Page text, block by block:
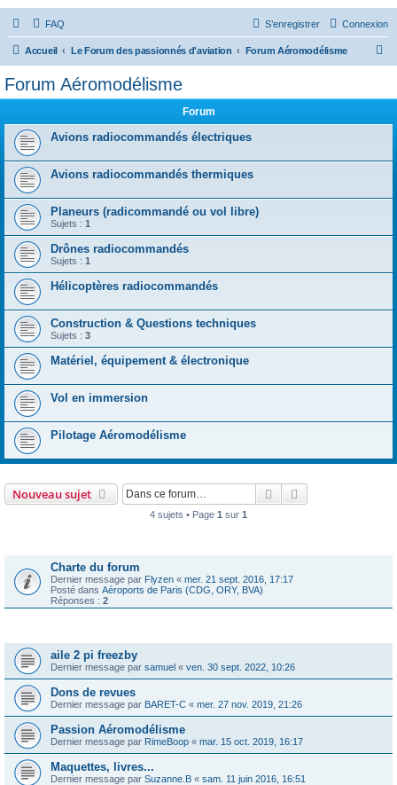
FAQ Connexion
S’enregistrer
Accueil Le Forum des passionnés d'aviation Forum Aéromodélisme
h
Forum Aéromodélisme
Forum
Avions radiocommandés électriques
Avions radiocommandés thermiques
Planeurs (radicommandé ou vol libre)
Sujets : 1
Drônes radiocommandés
Sujets : 1
Hélicoptères radiocommandés
Construction & Questions techniques
Sujets : 3
Matériel, équipement & électronique
Vol en immersion
Pilotage Aéromodélisme
Nouveau sujet Rechercher
4 sujets • Page 1 sur 1
Charte du forum
Dernier message par Flyzen « mer. 21 sept. 2016, 17:17
Posté dans Aéroports de Paris (CDG, ORY, BVA)
Réponses : 2
aile 2 pi freezby
Dernier message par samuel « ven. 30 sept. 2022, 10:26
Dons de revues
Dernier message par BARET-C « mer. 27 nov. 2019, 21:26
Passion Aéromodélisme
Dernier message par RimeBoop « mar. 15 oct. 2019, 16:17
Maquettes, livres...
Dernier message par Suzanne.B « sam. 11 juin 2016, 16:51